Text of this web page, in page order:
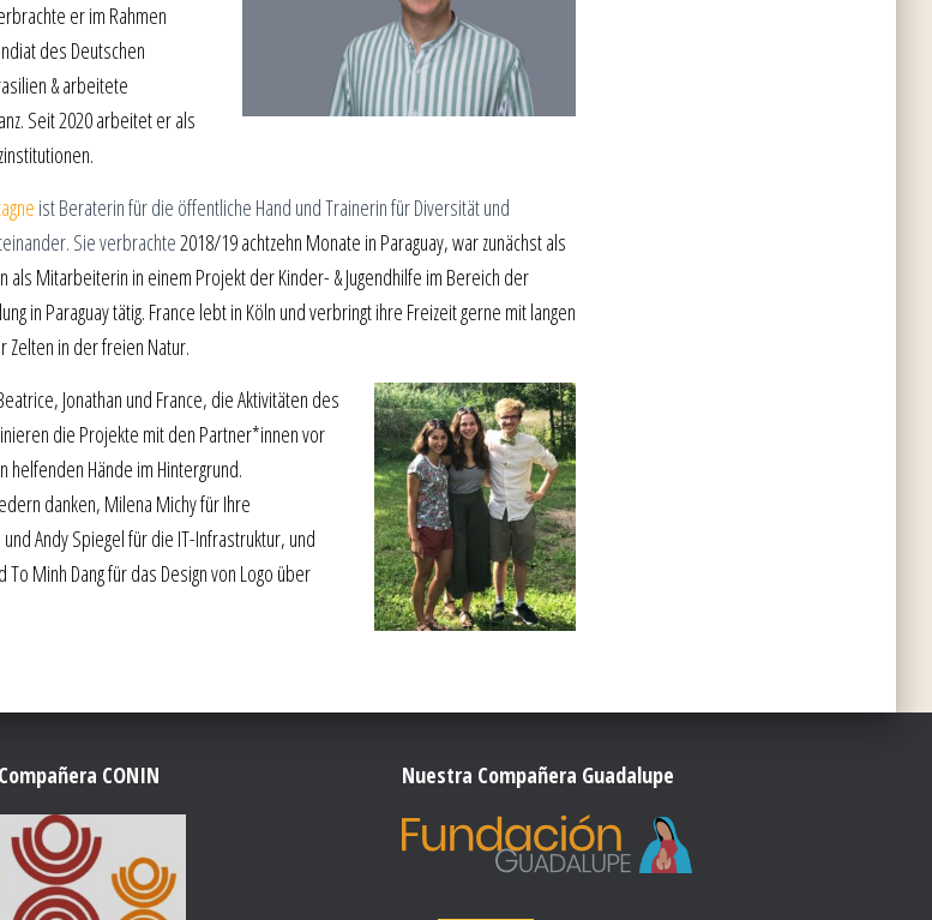
er im Rahmen
des Deutschen
& arbeitete
Seit 2020 arbeitet er als
ist Beraterin für die öffentliche Hand und Trainerin für Diversität und
Sie verbrachte2018/19 achtzehn Monate in Paraguay, war zunächst als
als Mitarbeiterin in einem Projekt der Kinder- & Jugendhilfe im Bereich der
in Paraguay tätig. France lebt in Köln und verbringt ihre Freizeit gerne mit langen
Zelten in der freien Natur.
Jonathan und France, die Aktivitäten des
die Projekte mit den Partner*innen vor
Hände im Hintergrund.
danken, Milena Michy für Ihre
Andy Spiegel für die IT-Infrastruktur, und
Minh Dang für das Design von Logo über
CONIN Nuestra Compañera Guadalupe